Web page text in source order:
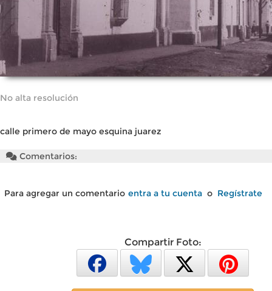
No alta resolución
calle primero de mayo esquina juarez
Comentarios:
Para agregar un comentario entra a tu cuenta o Regístrate
Compartir Foto: